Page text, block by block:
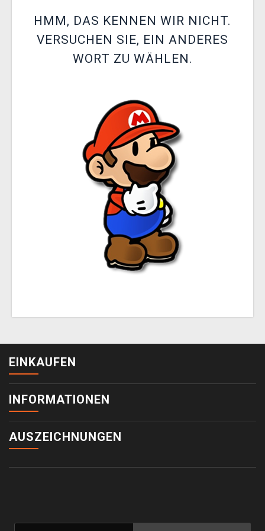
XZONE CLUB
HMM, DAS KENNEN WIR NICHT.
VERSUCHEN SIE, EIN ANDERES
WORT ZU WÄHLEN.
EINKAUFEN
INFORMATIONEN
AUSZEICHNUNGEN